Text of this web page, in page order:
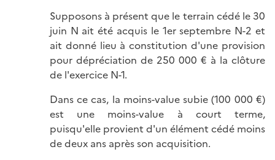
Supposons à présent que le terrain cédé le 30
juin N ait été acquis le 1er septembre N-2 et
ait donné lieu à constitution d'une provision
pour dépréciation de 250 000 € à la clôture
de l'exercice N-1.
Dans ce cas, la moins-value subie (100 000 €)
est une moins-value à court terme,
puisqu'elle provient d'un élément cédé moins
de deux ans après son acquisition.